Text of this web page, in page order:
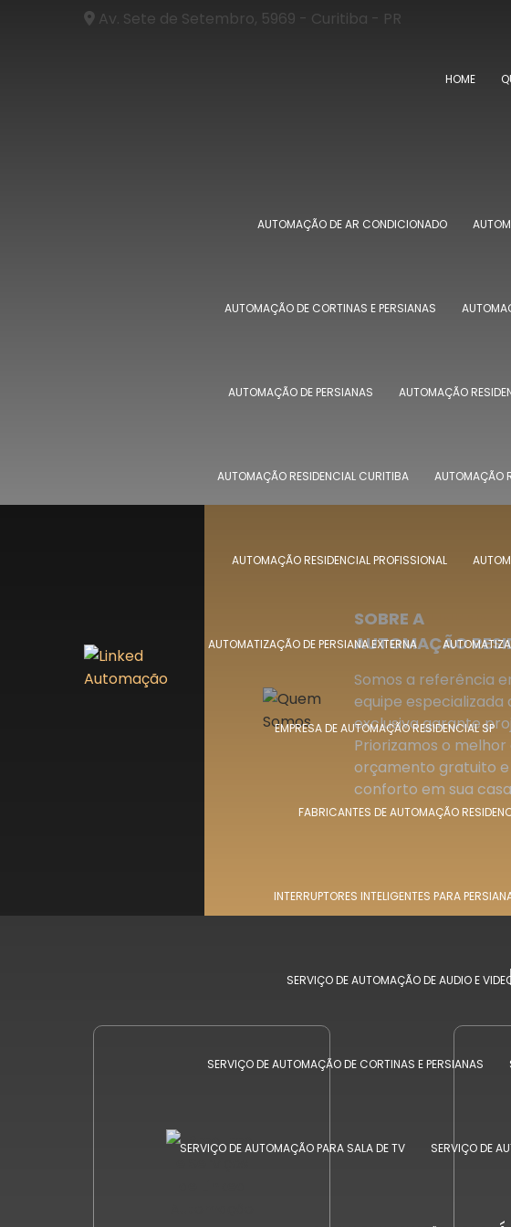
Av. Sete de Setembro, 5969 - Curitiba - PR
HOME
AUTOMAÇÃO DE AR CONDICIONADO
AUTOMAÇÃO DE CORTINAS E PERSIANAS
AUTOMAÇÃO DE PERSIANAS AUTOMAÇÃO
AUTOMAÇÃO RESIDENCIAL CURITIBA AUTOMAÇÃO
AUTOMAÇÃO RESIDENCIAL PROFISSIONAL
AUTOMATIZAÇÃO DE PERSIANA EXTERNA
EMPRESA DE AUTOMAÇÃO RESIDENCIAL SP
FABRICANTES DE AUTOMAÇÃO
INTERRUPTORES INTELIGENTES PARA
SERVIÇO DE AUTOMAÇÃO DE AUDIO E
SERVIÇO DE AUTOMAÇÃO DE CORTINAS E PERSIANAS
SERVIÇO DE AUTOMAÇÃO PARA SALA DE TV SERVIÇO DE
SOBRE A
AUTOMAÇÃO
Somos a referência
equipe especializada
exclusiva garante
Priorizamos o
orçamento gratuito e
conforto em sua